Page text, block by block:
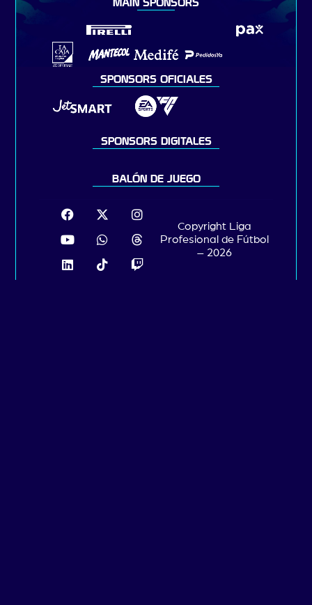
MAIN SPONSORS
SPONSORS OFICIALES
SPONSORS DIGITALES
BALÓN DE JUEGO
Copyright Liga
Profesional de Fútbol
– 2026